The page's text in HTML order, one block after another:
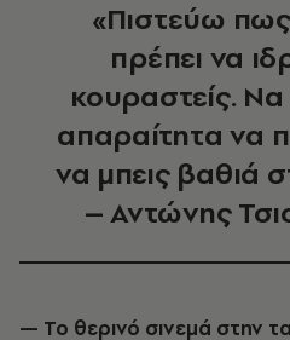
«Πιστεύω
πρέπει να
κουραστείς. Να
απαραίτητα να
να μπεις βαθιά
– Αντώνης
— Το θερινό σινεμά στην ταινία μοιάζει σχεδόν